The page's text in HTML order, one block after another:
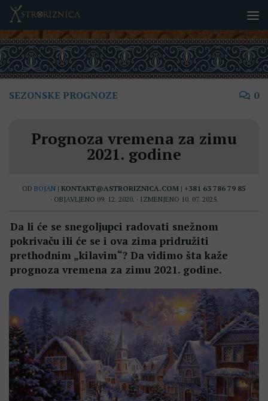
Skip to content
SEZONSKE PROGNOZE 0
Prognoza vremena za zimu
2021. godine
OD BOJAN | KONTAKT@ASTRORIZNICA.COM | +381 63 786 79 85
· OBJAVLJENO 09. 12. 2020. · IZMENJENO 10. 07. 2025.
Da li će se snegoljupci radovati snežnom
pokrivaču ili će se i ova zima pridružiti
prethodnim „kilavim“? Da vidimo šta kaže
prognoza vremena za zimu 2021. godine.